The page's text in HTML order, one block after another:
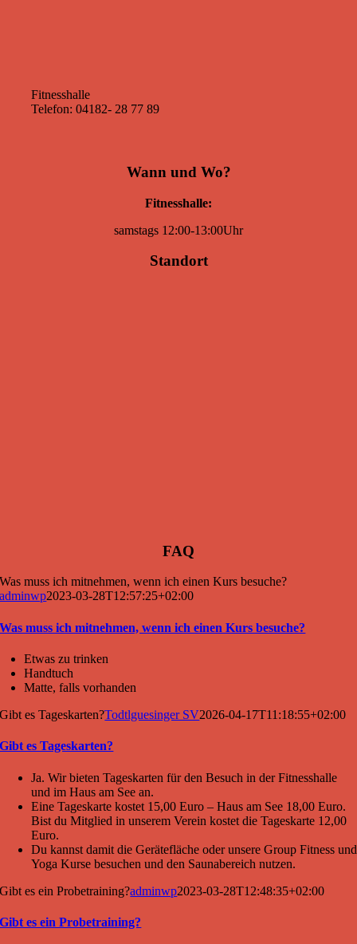
Fitnesshalle
Telefon: 04182- 28 77 89
Wann und Wo?
Fitnesshalle:
samstags 12:00-13:00Uhr
Standort
FAQ
Was muss ich mitnehmen, wenn ich einen Kurs besuche?
adminwp2023-03-28T12:57:25+02:00
Was muss ich mitnehmen, wenn ich einen Kurs besuche?
Etwas zu trinken
Handtuch
Matte, falls vorhanden
Gibt es Tageskarten?Todtlguesinger SV2026-04-17T11:18:55+02:00
Gibt es Tageskarten?
Ja. Wir bieten Tageskarten für den Besuch in der Fitnesshalle
und im Haus am See an.
Eine Tageskarte kostet 15,00 Euro – Haus am See 18,00 Euro.
Bist du Mitglied in unserem Verein kostet die Tageskarte 12,00
Euro.
Du kannst damit die Gerätefläche oder unsere Group Fitness und
Yoga Kurse besuchen und den Saunabereich nutzen.
Gibt es ein Probetraining?adminwp2023-03-28T12:48:35+02:00
Gibt es ein Probetraining?